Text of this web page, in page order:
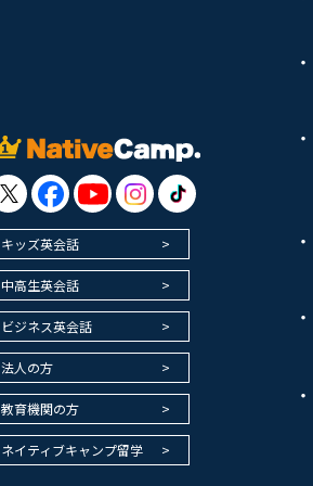
キッズ英会話
中高生英会話
ビジネス英会話
法人の方
教育機関の方
ネイティブキャンプ留学